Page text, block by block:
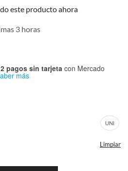
este producto ahora
3 horas
pagos sin tarjeta con Mercado
más
UNI
Limpiar